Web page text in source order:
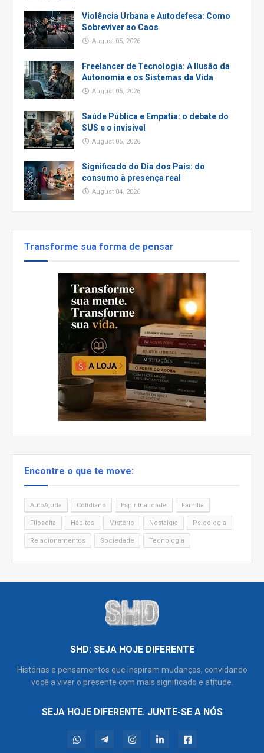
Violência Urbana e Autodefesa: Como
Sobreviver ao Caos
August 05, 2026
Freelancer de Tecnologia: A Ilusão da
Autonomia e os Sistemas da Vida
August 05, 2026
Saúde Pública e Empatia: o debate do
SUS e o invisivel
August 05, 2026
Significado do Dia dos Pais: do
consumo à presença real
August 04, 2026
Transforme sua forma de pensar
Encontre o que te move:
AutoAjuda Cotidiano Espiritualidade Família
Filosofia Hábitos Mistério Nostalgia Psicologia
Relacionamentos Sociedade Tecnologia
SHD: SEJA HOJE DIFERENTE
Histórias e pensamentos que inspiram mudanças, convidando
você a viver o presente com mais significado e atitude.
SEJA HOJE DIFERENTE. JUNTE-SE A NÓS